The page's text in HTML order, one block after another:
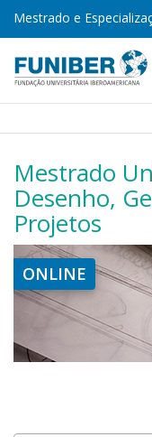
Pular
conteúdo
principal
Mestrado e
Mestrado
e
Navegación
micro
Mestrado
Desenho,
Projetos
ONLINE